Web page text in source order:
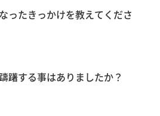
たきっかけを教えてくださ
する事はありましたか？